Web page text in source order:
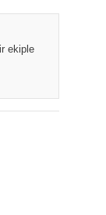
ekiple